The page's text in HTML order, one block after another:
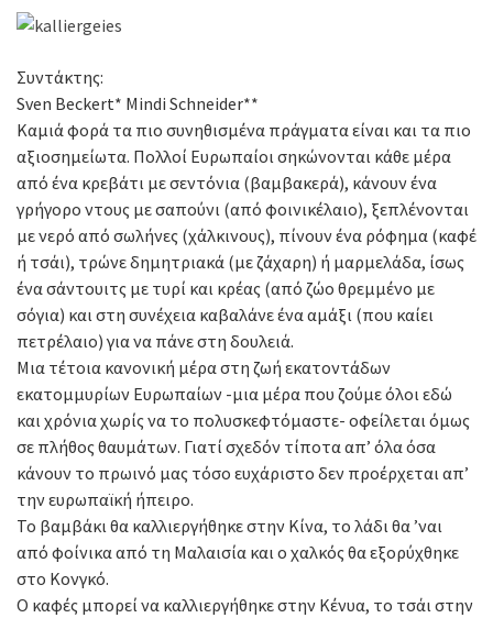
Συντάκτης:
Sven Beckert* Mindi Schneider**
Καμιά φορά τα πιο συνηθισμένα πράγματα είναι και τα πιο
αξιοσημείωτα. Πολλοί Ευρωπαίοι σηκώνονται κάθε μέρα
από ένα κρεβάτι με σεντόνια (βαμβακερά), κάνουν ένα
γρήγορο ντους με σαπούνι (από φοινικέλαιο), ξεπλένονται
με νερό από σωλήνες (χάλκινους), πίνουν ένα ρόφημα (καφέ
ή τσάι), τρώνε δημητριακά (με ζάχαρη) ή μαρμελάδα, ίσως
ένα σάντουιτς με τυρί και κρέας (από ζώο θρεμμένο με
σόγια) και στη συνέχεια καβαλάνε ένα αμάξι (που καίει
πετρέλαιο) για να πάνε στη δουλειά.
Μια τέτοια κανονική μέρα στη ζωή εκατοντάδων
εκατομμυρίων Ευρωπαίων -μια μέρα που ζούμε όλοι εδώ
και χρόνια χωρίς να το πολυσκεφτόμαστε- οφείλεται όμως
σε πλήθος θαυμάτων. Γιατί σχεδόν τίποτα απ’ όλα όσα
κάνουν το πρωινό μας τόσο ευχάριστο δεν προέρχεται απ’
την ευρωπαϊκή ήπειρο.
Το βαμβάκι θα καλλιεργήθηκε στην Κίνα, το λάδι θα ’ναι
από φοίνικα από τη Μαλαισία και ο χαλκός θα εξορύχθηκε
στο Κονγκό.
Ο καφές μπορεί να καλλιεργήθηκε στην Κένυα, το τσάι στην